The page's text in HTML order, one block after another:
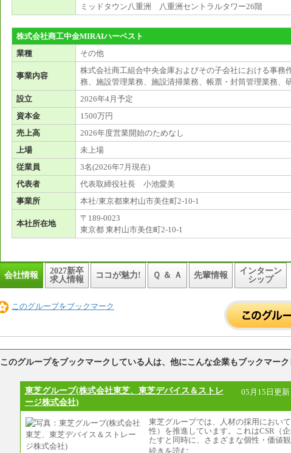
ミッドタウン八重洲 八重洲セントラルタワー26階
株式会社商工中金MIRAIハーベスト
業種
その他
事業内容
株式会社商工組合中央金庫およびその子会社における事務
務、施設管理業務、施設清掃業務、帳票・封筒管理業務、
設立
2026年4月予定
資本金
1500万円
売上高
2026年度営業開始のためなし
上場
未上場
従業員
3名(2026年7月現在)
代表者
代表取締役社長 小池愛美
事業所
本社/東京都東村山市美住町2-10-1
本社所在地
〒189-0023
東京都 東村山市美住町2-10-1
会社情報
2027新卒
求人情報
ココが魅力! Ｑ ＆ Ａ 先輩情報
インターン
シップ
このグループをブックマーク
このグループをブックマークしている人は、他にこんな企業もブックマーク
東芝グループ(株式会社東芝、東芝デバイス＆ストレ
ージ株式会社)
05月15日更
東芝グループでは、人材の採用におい
性）を推進しています。これはCSR（
たすと同時に、さまざまな個性・価値
続きを読む